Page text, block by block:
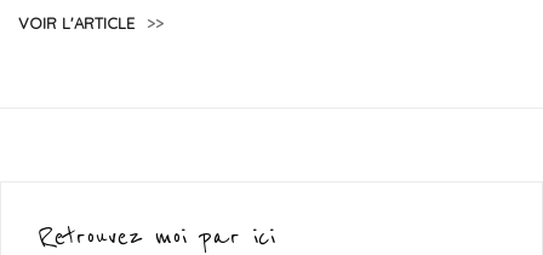
VOIR L'ARTICLE >>
Retrouvez moi par ici